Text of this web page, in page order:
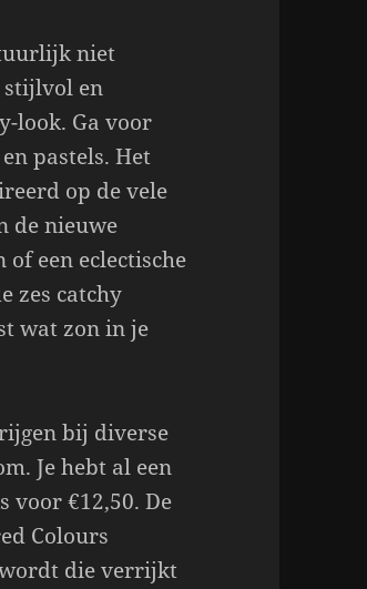
niet
stijlvol en
look. Ga voor
pastels. Het
op de vele
de nieuwe
een eclectische
zes catchy
wat zon in je
bij diverse
Je hebt al een
voor €12,50. De
Colours
die verrijkt